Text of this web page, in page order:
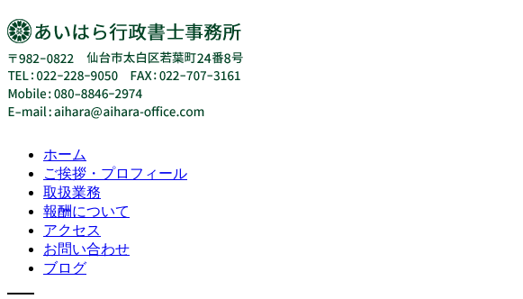
ホーム
ご挨拶・プロフィール
取扱業務
報酬について
アクセス
お問い合わせ
ブログ